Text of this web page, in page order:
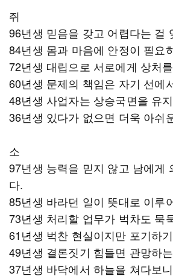
쥐
96년생 믿음을 갖고 어렵다는 걸
84년생 몸과 마음에 안정이 필요
72년생 대립으로 서로에게 상처
60년생 문제의 책임은 자기 선에
48년생 사업자는 상승국면을 유
36년생 있다가 없으면 더욱 아쉬
소
97년생 능력을 믿지 않고 남에게
다.
85년생 바라던 일이 뜻대로 이루
73년생 처리할 업무가 벅차도 묵
61년생 벅찬 현실이지만 포기하
49년생 결론짓기 힘들면 관망하
37년생 바닥에서 하늘을 쳐다보